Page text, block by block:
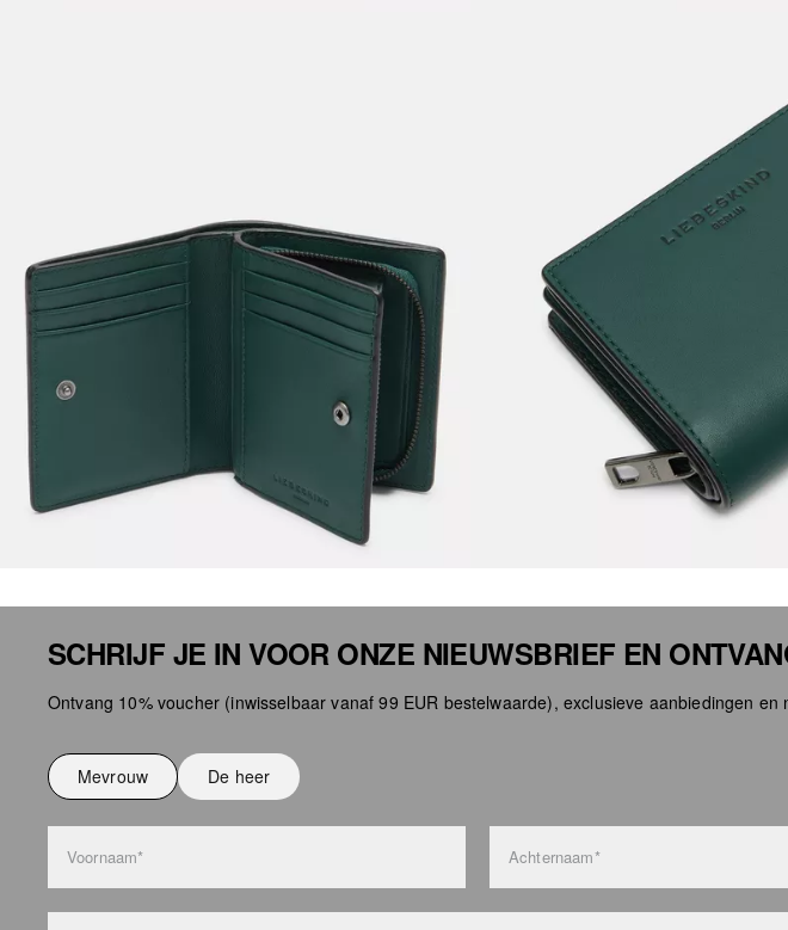
SCHRIJF JE IN VOOR ONZE NIEUWSBRIEF EN
Ontvang 10% voucher (inwisselbaar vanaf 99 EUR bestelwaarde), exclusieve aanbiedingen en
Mevrouw De heer
Voornaam* Achternaam*